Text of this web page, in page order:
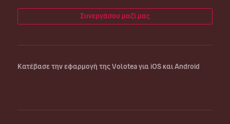
Συνεργάσου μαζί μας
Κατέβασε την εφαρμογή της Volotea για iOS και Android